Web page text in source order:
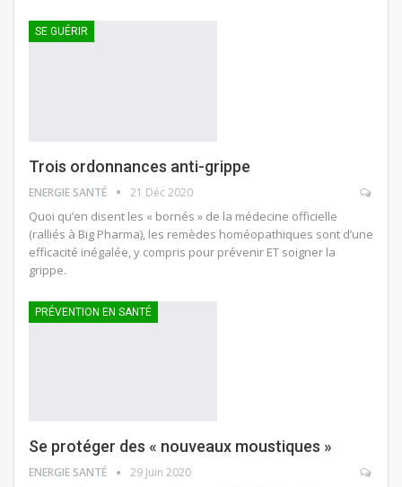
SE GUÉRIR
Trois ordonnances anti-grippe
ENERGIE SANTÉ 21 Déc 2020
Quoi qu’en disent les « bornés » de la médecine officielle
(ralliés à Big Pharma), les remèdes homéopathiques sont d’une
efficacité inégalée, y compris pour prévenir ET soigner la
grippe.
PRÉVENTION EN SANTÉ
Se protéger des « nouveaux moustiques »
ENERGIE SANTÉ 29 Juin 2020